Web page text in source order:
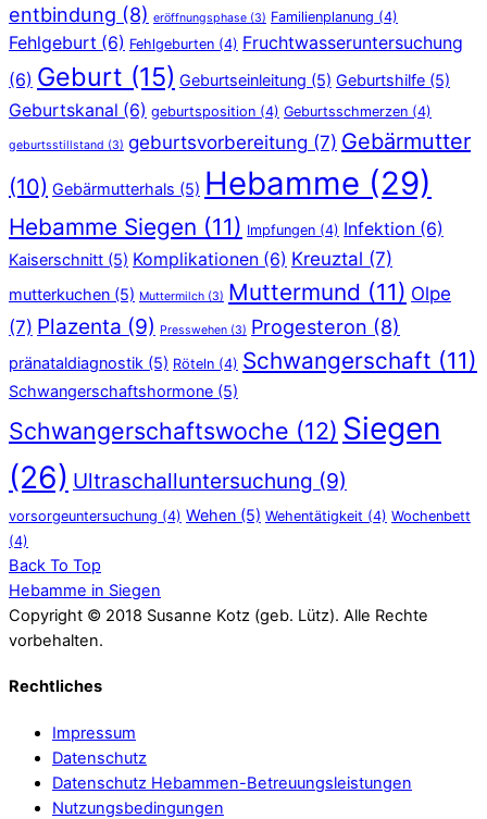
entbindung (8) eröffnungsphase (3) Familienplanung (4)
Fehlgeburt (6) Fehlgeburten (4) Fruchtwasseruntersuchung
(6) Geburt (15) Geburtseinleitung (5) Geburtshilfe (5)
Geburtskanal (6) geburtsposition (4) Geburtsschmerzen (4)
geburtsstillstand (3) geburtsvorbereitung (7) Gebärmutter
(10) Gebärmutterhals (5) Hebamme (29)
Hebamme Siegen (11) Impfungen (4) Infektion (6)
Kaiserschnitt (5) Komplikationen (6) Kreuztal (7)
mutterkuchen (5) Muttermilch (3) Muttermund (11) Olpe
(7) Plazenta (9) Presswehen (3) Progesteron (8)
pränataldiagnostik (5) Röteln (4) Schwangerschaft (11)
Schwangerschaftshormone (5)
Schwangerschaftswoche (12) Siegen
(26) Ultraschalluntersuchung (9)
vorsorgeuntersuchung (4) Wehen (5) Wehentätigkeit (4) Wochenbett
(4)
Back To Top
Hebamme in Siegen
Copyright © 2018 Susanne Kotz (geb. Lütz). Alle Rechte
vorbehalten.
Rechtliches
Impressum
Datenschutz
Datenschutz Hebammen-Betreuungsleistungen
Nutzungsbedingungen